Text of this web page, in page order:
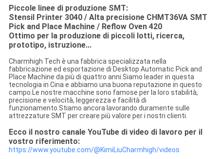
Piccole linee di produzione SMT:
Stensil Printer 3040 / Alta precisione CHMT36VA SMT
Pick and Place Machine / Reflow Oven 420
Ottimo per la produzione di piccoli lotti, ricerca,
prototipo, istruzione...
Charmhigh Tech è una fabbrica specializzata nella
fabbricazione ed esportazione di Desktop Automatic Pick and
Place Machine da più di quattro anni.Siamo leader in questa
tecnologia in Cina e abbiamo una buona reputazione in questo
campo.Le nostre macchine sono famose per la loro stabilità,
precisione e velocità, leggerezza e facilità di
funzionamento.Stiamo ancora lavorando duramente sulle
attrezzature SMT per creare più valore per i nostri clienti.
Ecco il nostro canale YouTube di video di lavoro per il
vostro riferimento:
https://www.youtube.com/@KimiLiuCharmhigh/videos